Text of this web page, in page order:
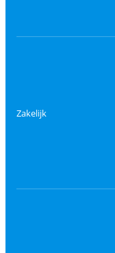
Zakelijk